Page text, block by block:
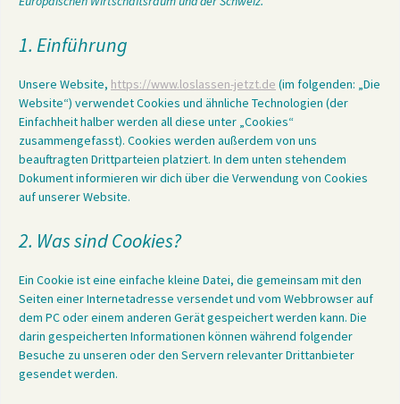
1. Einführung
Unsere Website, https://www.loslassen-jetzt.de (im folgenden: „Die
Website“) verwendet Cookies und ähnliche Technologien (der
Einfachheit halber werden all diese unter „Cookies“
zusammengefasst). Cookies werden außerdem von uns
beauftragten Drittparteien platziert. In dem unten stehendem
Dokument informieren wir dich über die Verwendung von Cookies
auf unserer Website.
2. Was sind Cookies?
Ein Cookie ist eine einfache kleine Datei, die gemeinsam mit den
Seiten einer Internetadresse versendet und vom Webbrowser auf
dem PC oder einem anderen Gerät gespeichert werden kann. Die
darin gespeicherten Informationen können während folgender
Besuche zu unseren oder den Servern relevanter Drittanbieter
gesendet werden.